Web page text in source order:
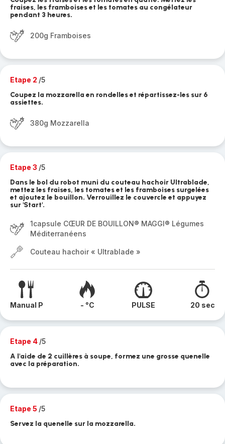
fraises, les framboises et les tomates au congélateur
pendant 3 heures.
200g Framboises
Etape 2 /5
Coupez la mozzarella en rondelles et répartissez-les sur 6
assiettes.
380g Mozzarella
Etape 3 /5
Dans le bol du robot muni du couteau hachoir Ultrablade,
mettez les fraises, les tomates et les framboises surgelées
et ajoutez le bouillon. Verrouillez le couvercle et appuyez
sur 'Start'.
1capsule CŒUR DE BOUILLON® MAGGI® Légumes
Méditerranéens
Couteau hachoir « Ultrablade »
Manual P - °C PULSE 20 sec
Etape 4 /5
A l'aide de 2 cuillères à soupe, formez une grosse quenelle
avec la préparation.
Etape 5 /5
Servez la quenelle sur la mozzarella.